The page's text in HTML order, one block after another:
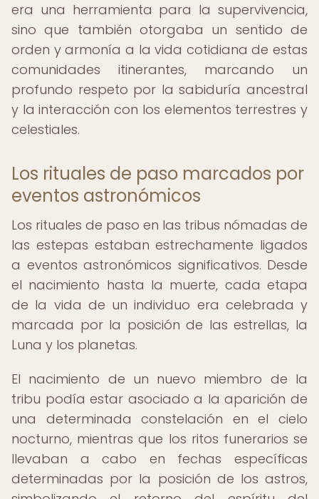
era una herramienta para la supervivencia,
sino que también otorgaba un sentido de
orden y armonía a la vida cotidiana de estas
comunidades itinerantes, marcando un
profundo respeto por la sabiduría ancestral
y la interacción con los elementos terrestres y
celestiales.
Los rituales de paso marcados por
eventos astronómicos
Los rituales de paso en las tribus nómadas de
las estepas estaban estrechamente ligados
a eventos astronómicos significativos. Desde
el nacimiento hasta la muerte, cada etapa
de la vida de un individuo era celebrada y
marcada por la posición de las estrellas, la
Luna y los planetas.
El nacimiento de un nuevo miembro de la
tribu podía estar asociado a la aparición de
una determinada constelación en el cielo
nocturno, mientras que los ritos funerarios se
llevaban a cabo en fechas específicas
determinadas por la posición de los astros,